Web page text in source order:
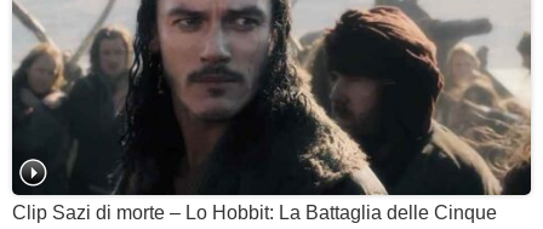
Clip Sazi di morte – Lo Hobbit: La Battaglia delle Cinque